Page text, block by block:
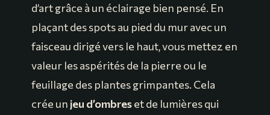
d’art grâce à un éclairage bien pensé. En
plaçant des spots au pied du mur avec un
faisceau dirigé vers le haut, vous mettez en
valeur les aspérités de la pierre ou le
feuillage des plantes grimpantes. Cela
crée un jeu d’ombreset de lumières qui